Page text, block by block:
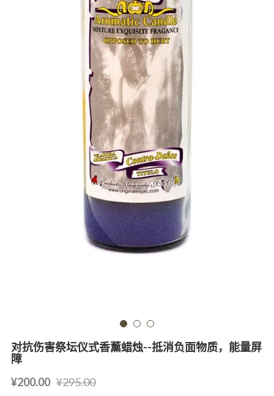
微信联系
对抗伤害祭坛仪式香薰蜡烛--抵消负面物质，能量屏
障
¥200.00 ¥295.00